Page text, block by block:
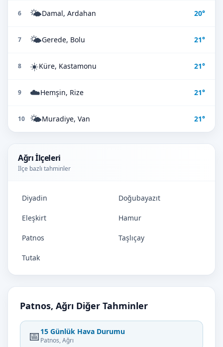
6 🌤️Damal, Ardahan 20°
7 🌤️Gerede, Bolu 21°
8 ☀️Küre, Kastamonu 21°
9 ☁️Hemşin, Rize 21°
10 🌤️Muradiye, Van 21°
Ağrı İlçeleri
İlçe bazlı tahminler
Diyadin Doğubayazıt
Eleşkirt Hamur
Patnos Taşlıçay
Tutak
Patnos, Ağrı Diğer Tahminler
📅 15 Günlük Hava Durumu
Patnos, Ağrı